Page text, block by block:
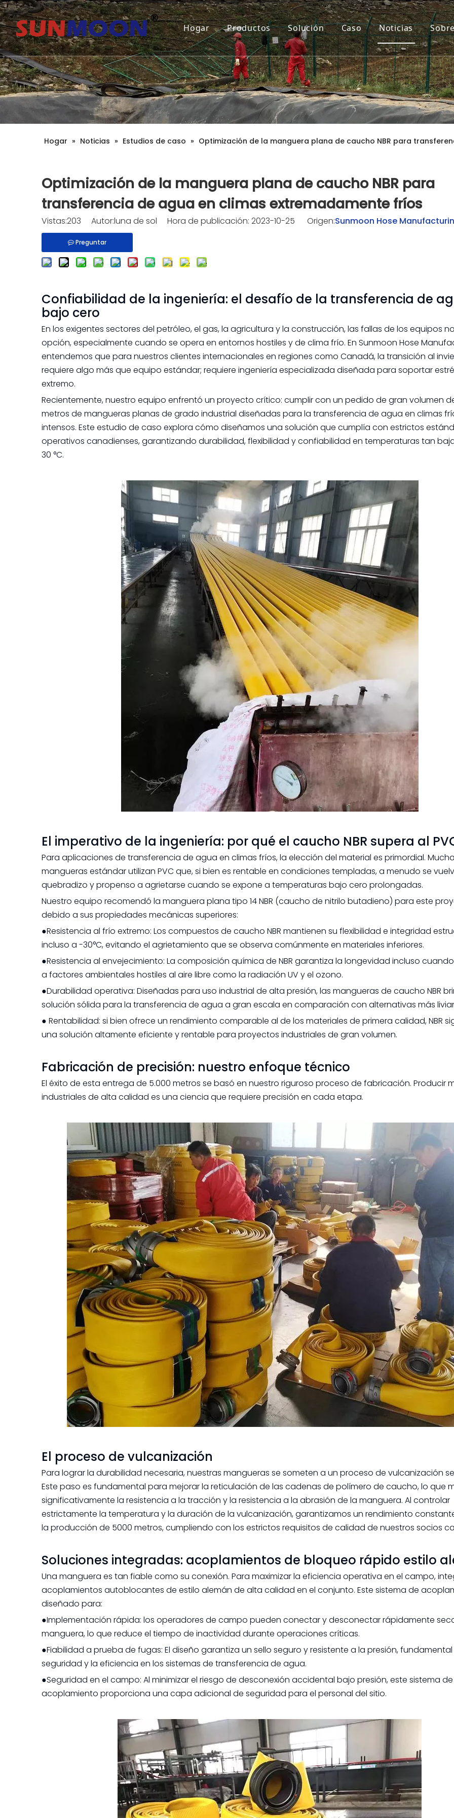
Hogar Productos Solución Caso Noticias
Hogar » Noticias » Estudios de caso » Optimización de la manguera plana de caucho NBR para
Optimización de la manguera plana de caucho NBR para
transferencia de agua en climas extremadamente fríos
Vistas:203 Autor:luna de sol Hora de publicación: 2023-10-25 Origen:Sunmoon Hose
Preguntar
Confiabilidad de la ingeniería: el desafío de la transferencia de
bajo cero
En los exigentes sectores del petróleo, el gas, la agricultura y la construcción, las fallas de los equipos
opción, especialmente cuando se opera en entornos hostiles y de clima frío. En Sunmoon Hose
entendemos que para nuestros clientes internacionales en regiones como Canadá, la transición al
requiere algo más que equipo estándar; requiere ingeniería especializada diseñada para soportar
extremo.
Recientemente, nuestro equipo enfrentó un proyecto crítico: cumplir con un pedido de gran volumen
metros de mangueras planas de grado industrial diseñadas para la transferencia de agua en climas
intensos. Este estudio de caso explora cómo diseñamos una solución que cumplía con estrictos
operativos canadienses, garantizando durabilidad, flexibilidad y confiabilidad en temperaturas tan
30 °C.
El imperativo de la ingeniería: por qué el caucho NBR supera al
Para aplicaciones de transferencia de agua en climas fríos, la elección del material es primordial.
mangueras estándar utilizan PVC que, si bien es rentable en condiciones templadas, a menudo se
quebradizo y propenso a agrietarse cuando se expone a temperaturas bajo cero prolongadas.
Nuestro equipo recomendó la manguera plana tipo 14 NBR (caucho de nitrilo butadieno) para este
debido a sus propiedades mecánicas superiores:
●Resistencia al frío extremo: Los compuestos de caucho NBR mantienen su flexibilidad e integridad
incluso a -30°C, evitando el agrietamiento que se observa comúnmente en materiales inferiores.
●Resistencia al envejecimiento: La composición química de NBR garantiza la longevidad incluso
a factores ambientales hostiles al aire libre como la radiación UV y el ozono.
●Durabilidad operativa: Diseñadas para uso industrial de alta presión, las mangueras de caucho NBR
solución sólida para la transferencia de agua a gran escala en comparación con alternativas más
● Rentabilidad: si bien ofrece un rendimiento comparable al de los materiales de primera calidad, NBR
una solución altamente eficiente y rentable para proyectos industriales de gran volumen.
Fabricación de precisión: nuestro enfoque técnico
El éxito de esta entrega de 5.000 metros se basó en nuestro riguroso proceso de fabricación. Producir
industriales de alta calidad es una ciencia que requiere precisión en cada etapa.
El proceso de vulcanización
Para lograr la durabilidad necesaria, nuestras mangueras se someten a un proceso de vulcanización
Este paso es fundamental para mejorar la reticulación de las cadenas de polímero de caucho, lo que
significativamente la resistencia a la tracción y la resistencia a la abrasión de la manguera. Al controlar
estrictamente la temperatura y la duración de la vulcanización, garantizamos un rendimiento
la producción de 5000 metros, cumpliendo con los estrictos requisitos de calidad de nuestros socios
Soluciones integradas: acoplamientos de bloqueo rápido estilo
Una manguera es tan fiable como su conexión. Para maximizar la eficiencia operativa en el campo,
acoplamientos autoblocantes de estilo alemán de alta calidad en el conjunto. Este sistema de
diseñado para:
●Implementación rápida: los operadores de campo pueden conectar y desconectar rápidamente
manguera, lo que reduce el tiempo de inactividad durante operaciones críticas.
●Fiabilidad a prueba de fugas: El diseño garantiza un sello seguro y resistente a la presión,
seguridad y la eficiencia en los sistemas de transferencia de agua.
●Seguridad en el campo: Al minimizar el riesgo de desconexión accidental bajo presión, este sistema de
acoplamiento proporciona una capa adicional de seguridad para el personal del sitio.